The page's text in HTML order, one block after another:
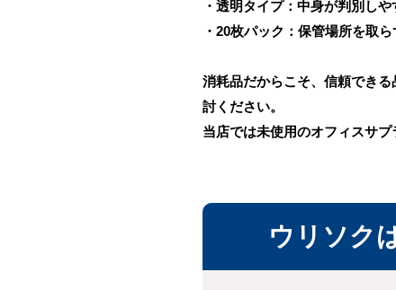
・透明タイプ：中身が判別し
・20枚パック：保管場所を取
消耗品だからこそ、信頼でき
討ください。
当店では未使用のオフィスサ
ウリソク